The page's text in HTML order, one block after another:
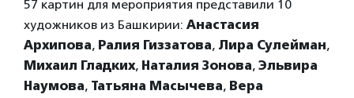
57 картин для мероприятия представили 10
художников из Башкирии: Анастасия
Архипова, Ралия Гиззатова, Лира Сулейман,
Михаил Гладких, Наталия Зонова, Эльвира
Наумова, Татьяна Масычева, Вера